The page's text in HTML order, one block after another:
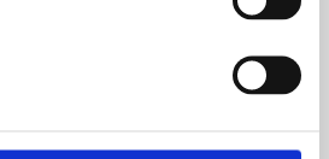
vil være tilgængeligt,
ugens dage.
være tilgængelig. Vi vil fortsat